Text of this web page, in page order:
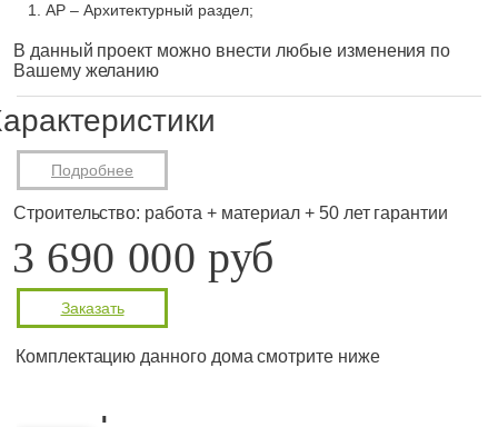
АР – Архитектурный раздел;
В данный проект можно внести любые изменения по
Вашему желанию
Подробнее
Строительство: работа + материал + 50 лет гарантии
3 690 000 руб
Заказать
Комплектацию данного дома смотрите ниже